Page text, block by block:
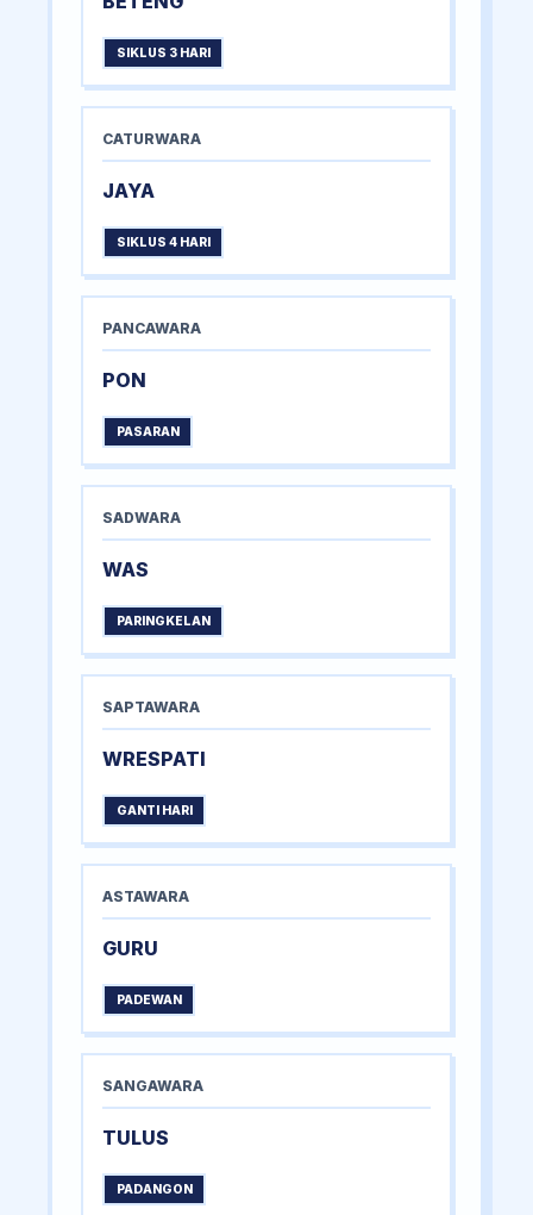
SIKLUS 3 HARI
CATURWARA
JAYA
SIKLUS 4 HARI
PANCAWARA
PON
PASARAN
SADWARA
WAS
PARINGKELAN
SAPTAWARA
WRESPATI
GANTI HARI
ASTAWARA
GURU
PADEWAN
SANGAWARA
TULUS
PADANGON